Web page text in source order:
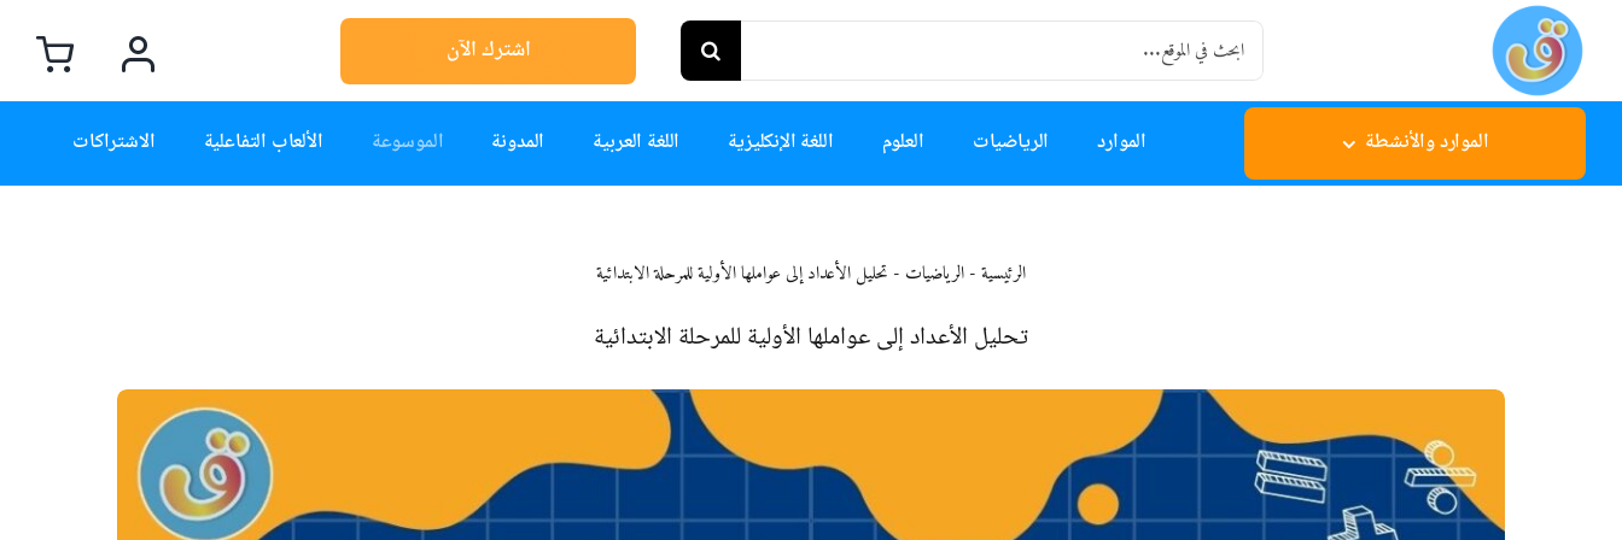
content
Search
for:
اشترك الآن
الموارد والأنشطة الموارد الرياضيات العلوم اللغة الإنكليزية اللغة العربية المدونة الموسوعة الألعاب التفاعلية الاشتراكات
الرئيسية-الرياضيات - تحليل الأعداد إلى عواملها الأولية للمرحلة الابتدائية
تحليل الأعداد إلى عواملها الأولية للمرحلة الابتدائية